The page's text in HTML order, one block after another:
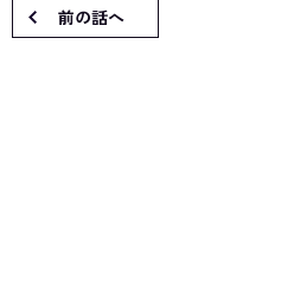
前の話へ